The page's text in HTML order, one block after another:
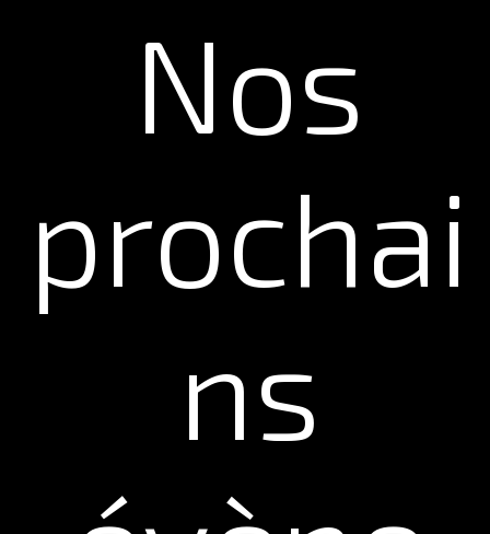
Nos
prochai
ns